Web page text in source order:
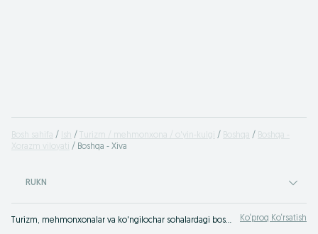
Bosh sahifa Ish Turizm / mehmonxona / o'yin-kulgi Boshqa
Boshqa -
Xorazm viloyati
Boshqa - Xiva
RUKN
Turizm, mehmonxonalar va ko'ngilochar sohalardagi boshqa ishlar Xiva ⭐ mehmonxona biznesi mutaxassislari uchun barcha bo'sh ish o'rinlari ⮞⮞ OLX.uz Ko‘proq Ko‘rsatish